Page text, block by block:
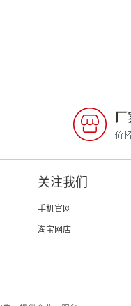
关注我们
手机官网
淘宝网店